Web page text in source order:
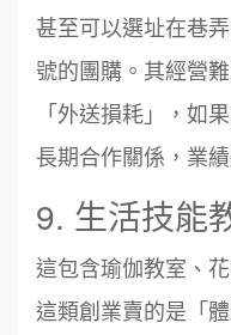
甚至可以選址在巷
號的團購。其經營
「外送損耗」，如
長期合作關係，業
9. 生活技能
這包含瑜伽教室、
這類創業賣的是「